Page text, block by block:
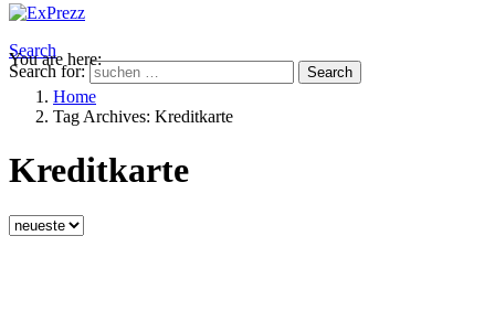
Search
Search for:
Search
You are here:
Home
Tag Archives: Kreditkarte
Kreditkarte